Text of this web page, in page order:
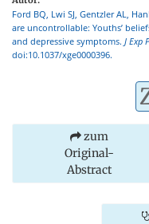
Ford BQ, Lwi SJ, Gentzler AL,
are uncontrollable: Youths’
and depressive symptoms. J Exp
doi:10.1037/xge0000396.
zum
Original-
Abstract